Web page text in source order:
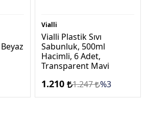
Vialli
Vialli Plastik Sıvı
Sabunluk, 500ml
Hacimli, 6 Adet,
Transparent Mavi
1.210 1.247 %3